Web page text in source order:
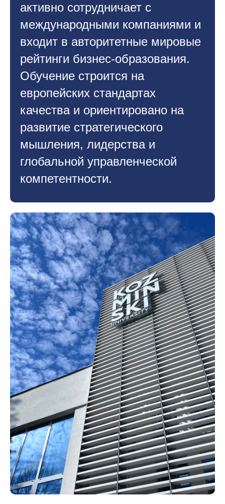
активно сотрудничает с
международными компаниями и
входит в авторитетные мировые
рейтинги бизнес-образования.
Обучение строится на
европейских стандартах
качества и ориентировано на
развитие стратегического
мышления, лидерства и
глобальной управленческой
компетентности.